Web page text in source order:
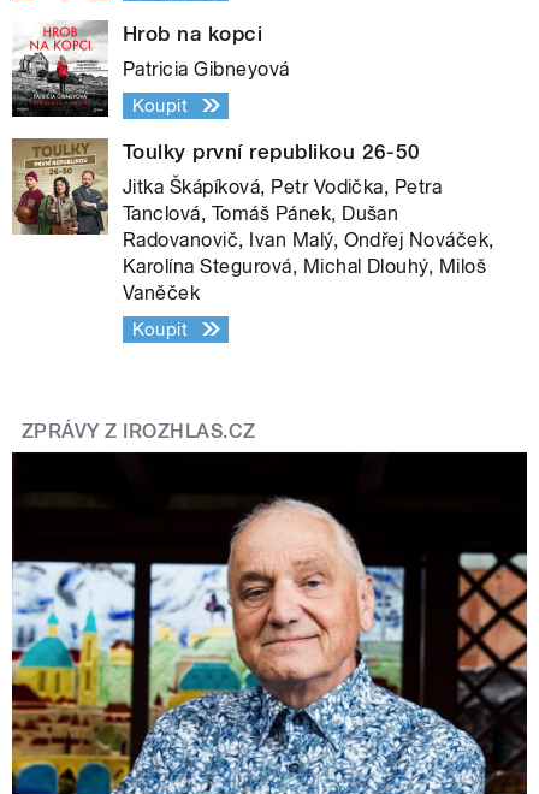
Hrob na kopci
Patricia Gibneyová
Koupit
Toulky první republikou 26-50
Jitka Škápíková, Petr Vodička, Petra
Tanclová, Tomáš Pánek, Dušan
Radovanovič, Ivan Malý, Ondřej Nováček,
Karolína Stegurová, Michal Dlouhý, Miloš
Vaněček
Koupit
ZPRÁVY Z IROZHLAS.CZ